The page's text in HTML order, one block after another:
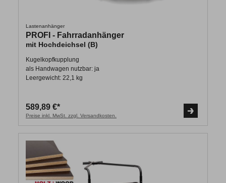
Lastenanhänger
PROFI - Fahrradanhänger
mit Hochdeichsel (B)
Kugelkopfkupplung
als Handwagen nutzbar: ja
Leergewicht: 22,1 kg
589,89 €*
Preise inkl. MwSt. zzgl. Versandkosten.